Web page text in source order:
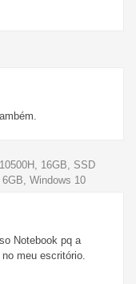
16GB, SSD
Windows 10
Notebook pq a
meu escritório.